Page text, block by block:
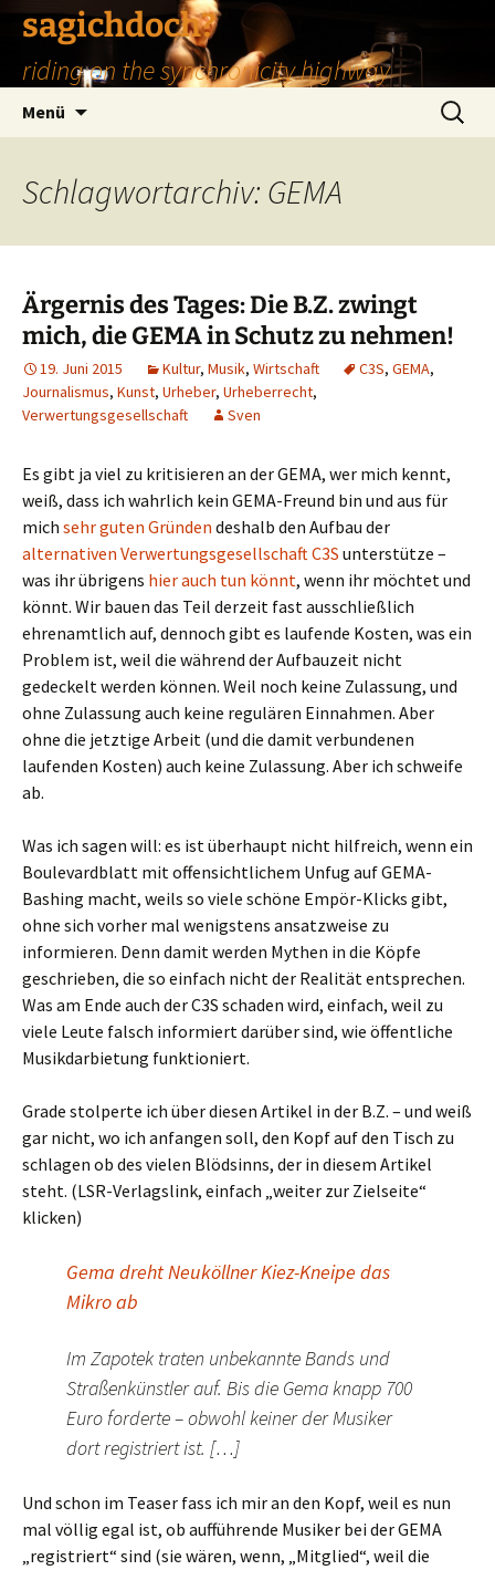
Zum
Inhalt
springen
sagichdoch?
riding on the synchronicity highway
Menü
Suchen
nach:
Schlagwortarchiv: GEMA
Ärgernis des Tages: Die B.Z. zwingt
mich, die GEMA in Schutz zu nehmen!
19. Juni 2015 Kultur, Musik, Wirtschaft C3S, GEMA,
Journalismus, Kunst, Urheber, Urheberrecht,
Verwertungsgesellschaft
Sven
Es gibt ja viel zu kritisieren an der GEMA, wer mich kennt,
weiß, dass ich wahrlich kein GEMA-Freund bin und aus für
mich sehr guten Gründen deshalb den Aufbau der
alternativen Verwertungsgesellschaft C3S unterstütze –
was ihr übrigens hier auch tun könnt, wenn ihr möchtet und
könnt. Wir bauen das Teil derzeit fast ausschließlich
ehrenamtlich auf, dennoch gibt es laufende Kosten, was ein
Problem ist, weil die während der Aufbauzeit nicht
gedeckelt werden können. Weil noch keine Zulassung, und
ohne Zulassung auch keine regulären Einnahmen. Aber
ohne die jetztige Arbeit (und die damit verbundenen
laufenden Kosten) auch keine Zulassung. Aber ich schweife
ab.
Was ich sagen will: es ist überhaupt nicht hilfreich, wenn ein
Boulevardblatt mit offensichtlichem Unfug auf GEMA-
Bashing macht, weils so viele schöne Empör-Klicks gibt,
ohne sich vorher mal wenigstens ansatzweise zu
informieren. Denn damit werden Mythen in die Köpfe
geschrieben, die so einfach nicht der Realität entsprechen.
Was am Ende auch der C3S schaden wird, einfach, weil zu
viele Leute falsch informiert darüber sind, wie öffentliche
Musikdarbietung funktioniert.
Grade stolperte ich über diesen Artikel in der B.Z. – und weiß
gar nicht, wo ich anfangen soll, den Kopf auf den Tisch zu
schlagen ob des vielen Blödsinns, der in diesem Artikel
steht. (LSR-Verlagslink, einfach „weiter zur Zielseite“
klicken)
Gema dreht Neuköllner Kiez-Kneipe das
Mikro ab
Im Zapotek traten unbekannte Bands und
Straßenkünstler auf. Bis die Gema knapp 700
Euro forderte – obwohl keiner der Musiker
dort registriert ist. […]
Und schon im Teaser fass ich mir an den Kopf, weil es nun
mal völlig egal ist, ob aufführende Musiker bei der GEMA
„registriert“ sind (sie wären, wenn, „Mitglied“, weil die